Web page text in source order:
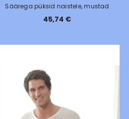
Säärega püksid naistele, mustad
45,74 €